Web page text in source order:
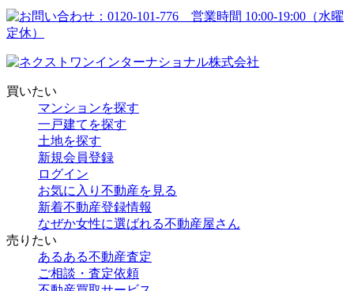
買いたい
マンションを探す
一戸建てを探す
土地を探す
新規会員登録
ログイン
お気に入り不動産を見る
新着不動産登録情報
なぜか女性に選ばれる不動産屋さん
売りたい
あるある不動産査定
ご相談・査定依頼